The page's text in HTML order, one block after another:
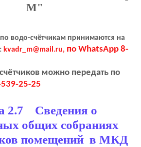
М"
водо-счётчикам принимаются на
kvadr_m@mail.ru, по WhatsApp 8-
можно передать по
25-25
2.7 Сведения о
общих собраниях
помещений в МКД